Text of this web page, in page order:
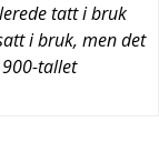
tatt i bruk
i bruk, men det
tallet